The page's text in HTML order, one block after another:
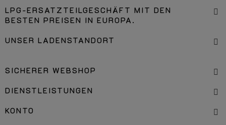
LPG-ERSATZTEILGESCHÄFT MIT DEN
BESTEN PREISEN IN EUROPA.
UNSER LADENSTANDORT
SICHERER WEBSHOP
DIENSTLEISTUNGEN
KONTO